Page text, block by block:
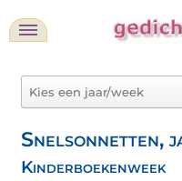
Snelsonnetten,
Kinderboekenweek